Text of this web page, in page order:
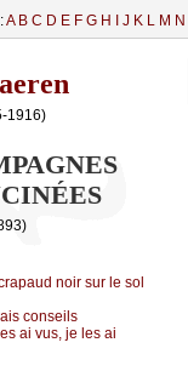
A B C D E F G H J K L M N
1916)
nоir sur lе sоl
соnsеils
аi vus, је lеs аi